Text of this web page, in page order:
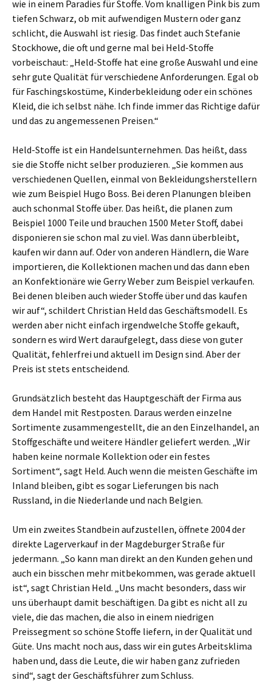
wie in einem Paradies für Stoffe. Vom knalligen Pink bis zum
tiefen Schwarz, ob mit aufwendigen Mustern oder ganz
schlicht, die Auswahl ist riesig. Das findet auch Stefanie
Stockhowe, die oft und gerne mal bei Held-Stoffe
vorbeischaut: „Held-Stoffe hat eine große Auswahl und eine
sehr gute Qualität für verschiedene Anforderungen. Egal ob
für Faschingskostüme, Kinderbekleidung oder ein schönes
Kleid, die ich selbst nähe. Ich finde immer das Richtige dafür
und das zu angemessenen Preisen.“
Held-Stoffe ist ein Handelsunternehmen. Das heißt, dass
sie die Stoffe nicht selber produzieren. „Sie kommen aus
verschiedenen Quellen, einmal von Bekleidungsherstellern
wie zum Beispiel Hugo Boss. Bei deren Planungen bleiben
auch schonmal Stoffe über. Das heißt, die planen zum
Beispiel 1000 Teile und brauchen 1500 Meter Stoff, dabei
disponieren sie schon mal zu viel. Was dann überbleibt,
kaufen wir dann auf. Oder von anderen Händlern, die Ware
importieren, die Kollektionen machen und das dann eben
an Konfektionäre wie Gerry Weber zum Beispiel verkaufen.
Bei denen bleiben auch wieder Stoffe über und das kaufen
wir auf“, schildert Christian Held das Geschäftsmodell. Es
werden aber nicht einfach irgendwelche Stoffe gekauft,
sondern es wird Wert daraufgelegt, dass diese von guter
Qualität, fehlerfrei und aktuell im Design sind. Aber der
Preis ist stets entscheidend.
Grundsätzlich besteht das Hauptgeschäft der Firma aus
dem Handel mit Restposten. Daraus werden einzelne
Sortimente zusammengestellt, die an den Einzelhandel, an
Stoffgeschäfte und weitere Händler geliefert werden. „Wir
haben keine normale Kollektion oder ein festes
Sortiment“, sagt Held. Auch wenn die meisten Geschäfte im
Inland bleiben, gibt es sogar Lieferungen bis nach
Russland, in die Niederlande und nach Belgien.
Um ein zweites Standbein aufzustellen, öffnete 2004 der
direkte Lagerverkauf in der Magdeburger Straße für
jedermann. „So kann man direkt an den Kunden gehen und
auch ein bisschen mehr mitbekommen, was gerade aktuell
ist“, sagt Christian Held. „Uns macht besonders, dass wir
uns überhaupt damit beschäftigen. Da gibt es nicht all zu
viele, die das machen, die also in einem niedrigen
Preissegment so schöne Stoffe liefern, in der Qualität und
Güte. Uns macht noch aus, dass wir ein gutes Arbeitsklima
haben und, dass die Leute, die wir haben ganz zufrieden
sind“, sagt der Geschäftsführer zum Schluss.